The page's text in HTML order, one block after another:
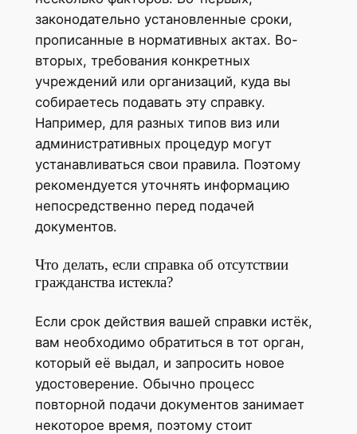
законодательно установленные сроки,
прописанные в нормативных актах. Во-
вторых, требования конкретных
учреждений или организаций, куда вы
собираетесь подавать эту справку.
Например, для разных типов виз или
административных процедур могут
устанавливаться свои правила. Поэтому
рекомендуется уточнять информацию
непосредственно перед подачей
документов.
Что делать, если справка об отсутствии
гражданства истекла?
Если срок действия вашей справки истёк,
вам необходимо обратиться в тот орган,
который её выдал, и запросить новое
удостоверение. Обычно процесс
повторной подачи документов занимает
некоторое время, поэтому стоит